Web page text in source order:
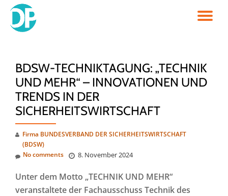
Skip
BDSW-TECHNIKTAGUNG: „TECHNIK
UND MEHR“ – INNOVATIONEN UND
TRENDS IN DER
SICHERHEITSWIRTSCHAFT
Firma BUNDESVERBAND DER SICHERHEITSWIRTSCHAFT
(BDSW)
8. November 2024
No comments
Unter dem Motto „TECHNIK UND MEHR“
veranstaltete der Fachausschuss Technik des